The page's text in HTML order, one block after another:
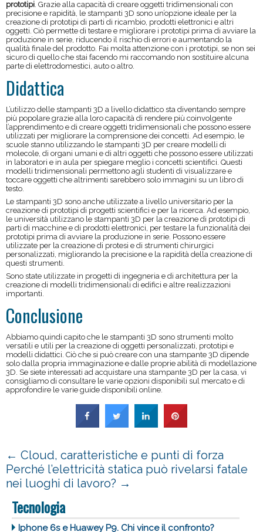
prototipi . Grazie alla capacità di creare oggetti tridimensionali con
precisione e rapidità, le stampanti 3D sono un’opzione ideale per la
creazione di prototipi di parti di ricambio, prodotti elettronici e altri
oggetti. Ciò permette di testare e migliorare i prototipi prima di avviare la
produzione in serie, riducendo il rischio di errori e aumentando la
qualità finale del prodotto. Fai molta attenzione con i prototipi, se non sei
sicuro di quello che stai facendo mi raccomando non sostituire alcuna
parte di elettrodomestici, auto o altro.
Didattica
L’utilizzo delle stampanti 3D a livello didattico sta diventando sempre
più popolare grazie alla loro capacità di rendere più coinvolgente
l’apprendimento e di creare oggetti tridimensionali che possono essere
utilizzati per migliorare la comprensione dei concetti. Ad esempio, le
scuole stanno utilizzando le stampanti 3D per creare modelli di
molecole, di organi umani e di altri oggetti che possono essere utilizzati
in laboratori e in aula per spiegare meglio i concetti scientifici. Questi
modelli tridimensionali permettono agli studenti di visualizzare e
toccare oggetti che altrimenti sarebbero solo immagini su un libro di
testo.
Le stampanti 3D sono anche utilizzate a livello universitario per la
creazione di prototipi di progetti scientifici e per la ricerca. Ad esempio,
le università utilizzano le stampanti 3D per la creazione di prototipi di
parti di macchine e di prodotti elettronici, per testare la funzionalità dei
prototipi prima di avviare la produzione in serie. Possono essere
utilizzate per la creazione di protesi e di strumenti chirurgici
personalizzati, migliorando la precisione e la rapidità della creazione di
questi strumenti.
Sono state utilizzate in progetti di ingegneria e di architettura per la
creazione di modelli tridimensionali di edifici e altre realizzazioni
importanti.
Conclusione
Abbiamo quindi capito che le stampanti 3D sono strumenti molto
versatili e utili per la creazione di oggetti personalizzati, prototipi e
modelli didattici. Ciò che si può creare con una stampante 3D dipende
solo dalla propria immaginazione e dalle proprie abilità di modellazione
3D. Se siete interessati ad acquistare una stampante 3D per la casa, vi
consigliamo di consultare le varie opzioni disponibili sul mercato e di
approfondire le varie guide disponibili online.
← Cloud, caratteristiche e punti di forza
Perché l’elettricità statica può rivelarsi fatale
nei luoghi di lavoro? →
Tecnologia
Iphone 6s e Huawey P9. Chi vince il confronto?